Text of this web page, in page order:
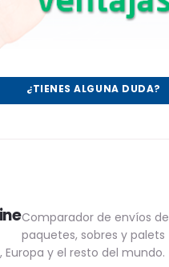
¿TIENES ALGUNA DUDA?
Comparador de envíos de
paquetes, sobres y palets
Europa y el resto del mundo.